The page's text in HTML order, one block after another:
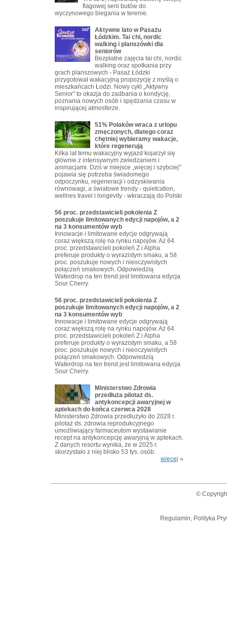
flagowej serii butów do
wyczynowego biegania w terenie.
Aktywne lato w Pasażu
Łódzkim. Tai chi, nordic
walking i planszówki dla
seniorów
Bezpłatne zajęcia tai chi, nordic
walking oraz spotkania przy
grach planszowych - Pasaż Łódzki
przygotował wakacyjną propozycję z myślą o
mieszkańcach Łodzi. Nowy cykl „Aktywny
Senior" to okazja do zadbania o kondycję,
poznania nowych osób i spędzania czasu w
inspirującej atmosferze.
51% Polaków wraca z urlopu
zmęczonych, dlatego coraz
chętniej wybieramy wakacje,
które regenerują
Kilka lat temu wakacyjny wyjazd kojarzył się
głównie z intensywnym zwiedzaniem i
animacjami. Dziś w miejsce „więcej i szybciej"
pojawia się potrzeba świadomego
odpoczynku, regeneracji i odzyskiwania
równowagi, a światowe trendy - quietcation,
wellnes travel i longevity - wkraczają do Polski
56 proc. przedstawicieli pokolenia Z
poszukuje limitowanych edycji napojów, a 2
na 3 konsumentów wyb
Innowacje i limitowane edycje odgrywają
coraz większą rolę na rynku napojów. Aż 64
proc. przedstawicieli pokoleń Z i Alpha
preferuje produkty o wyrazistym smaku, a 58
proc. poszukuje nowych i nieoczywistych
połączeń smakowych. Odpowiedzią
Waterdrop na ten trend jest limitowana edycja
Sour Cherry.
56 proc. przedstawicieli pokolenia Z
poszukuje limitowanych edycji napojów, a 2
na 3 konsumentów wyb
Innowacje i limitowane edycje odgrywają
coraz większą rolę na rynku napojów. Aż 64
proc. przedstawicieli pokoleń Z i Alpha
preferuje produkty o wyrazistym smaku, a 58
proc. poszukuje nowych i nieoczywistych
połączeń smakowych. Odpowiedzią
Waterdrop na ten trend jest limitowana edycja
Sour Cherry.
Ministerstwo Zdrowia
przedłuża pilotaż ds.
antykoncepcji awaryjnej w
aptekach do końca czerwca 2028
Ministerstwo Zdrowia przedłużyło do 2028 r.
pilotaż ds. zdrowia reprodukcyjnego
umożliwiający farmaceutom wystawianie
recept na antykoncepcję awaryjną w aptekach.
Z danych resortu wynika, że w 2025 r.
skorzystało z niej blisko 53 tys. osób.
więcej »
©
Regulamin, Polityka